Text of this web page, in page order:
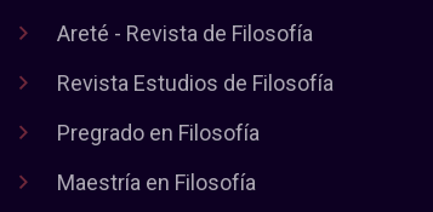
Areté - Revista de Filosofía
Revista Estudios de Filosofía
Pregrado en Filosofía
Maestría en Filosofía